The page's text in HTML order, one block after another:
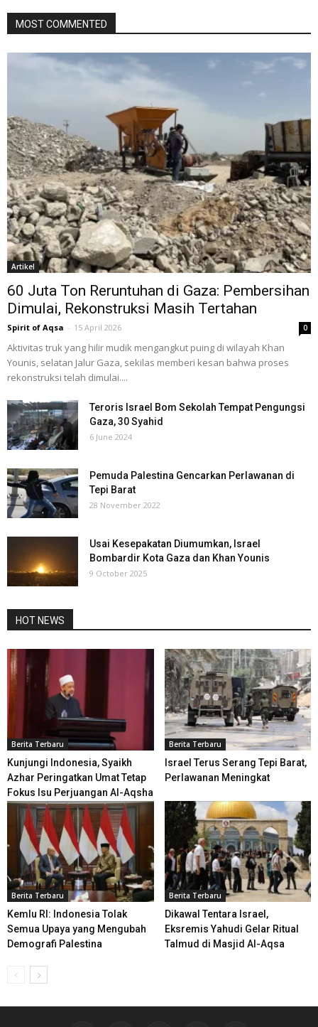
MOST COMMENTED
Artikel
60 Juta Ton Reruntuhan di Gaza: Pembersihan
Dimulai, Rekonstruksi Masih Tertahan
Spirit of Aqsa - 15 April 2026 0
Aktivitas truk yang hilir mudik mengangkut puing di wilayah Khan
Younis, selatan Jalur Gaza, sekilas memberi kesan bahwa proses
rekonstruksi telah dimulai....
Teroris Israel Bom Sekolah Tempat Pengungsi
Gaza, 30 Syahid
6 June 2024
Pemuda Palestina Gencarkan Perlawanan di
Tepi Barat
28 November 2022
Usai Kesepakatan Diumumkan, Israel
Bombardir Kota Gaza dan Khan Younis
9 October 2025
HOT NEWS
Berita Terbaru
Kunjungi Indonesia, Syaikh
Azhar Peringatkan Umat Tetap
Fokus Isu Perjuangan Al-Aqsha
Berita Terbaru
Israel Terus Serang Tepi Barat,
Perlawanan Meningkat
Berita Terbaru
Kemlu RI: Indonesia Tolak
Semua Upaya yang Mengubah
Demografi Palestina
Berita Terbaru
Dikawal Tentara Israel,
Eksremis Yahudi Gelar Ritual
Talmud di Masjid Al-Aqsa